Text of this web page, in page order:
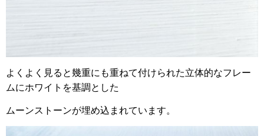
よくよく見ると幾重にも重ねて付けられた立体的なフレー
ムにホワイトを基調とした
ムーンストーンが埋め込まれています。